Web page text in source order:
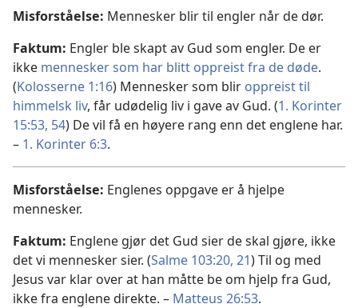
Misforståelse: Mennesker blir til engler når de dør.
Faktum: Engler ble skapt av Gud som engler. De er
ikke mennesker som har blitt oppreist fra de døde.
(Kolosserne 1:16) Mennesker som blir oppreist til
himmelsk liv, får udødelig liv i gave av Gud. (1. Korinter
15:53, 54) De vil få en høyere rang enn det englene har.
– 1. Korinter 6:3.
Misforståelse: Englenes oppgave er å hjelpe
mennesker.
Faktum: Englene gjør det Gud sier de skal gjøre, ikke
det vi mennesker sier. (Salme 103:20, 21) Til og med
Jesus var klar over at han måtte be om hjelp fra Gud,
ikke fra englene direkte. – Matteus 26:53.